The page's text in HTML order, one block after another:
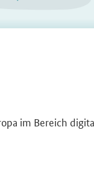
im Be­reich